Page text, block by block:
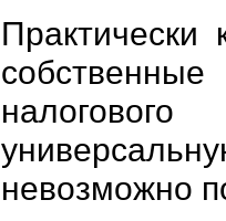
невозможно